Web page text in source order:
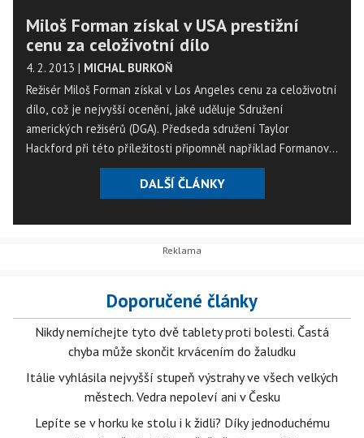
Miloš Forman získal v USA prestižní
cenu za celoživotní dílo
4. 2. 2013 | MICHAL BURKOŇ
Režisér Miloš Forman získal v Los Angeles cenu za celoživotní
dílo, což je nejvyšší ocenění, jaké uděluje Sdružení
amerických režisérů (DGA). Předseda sdružení Taylor
Hackford při této příležitosti připomněl například Formanovy
oscarové filmy Přelet nad kukaččím hnízdem a Amadeus a
označil Formana za jednoho z největších filmařů naší doby.
zúčastnit kvůli nemoci.
DALŠÍ ČLÁNKY
Doporučené články
Nikdy nemíchejte tyto dvě tablety proti bolesti. Častá
chyba může skončit krvácením do žaludku
Itálie vyhlásila nejvyšší stupeň výstrahy ve všech velkých
městech. Vedra nepoleví ani v Česku
Lepíte se v horku ke stolu i k židli? Díky jednoduchému